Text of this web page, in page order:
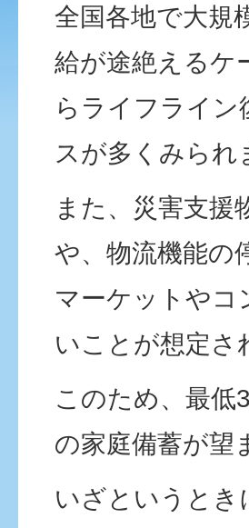
全国各地で大規
給が途絶えるケ
らライフライン
スが多くみられ
また、災害支援
や、物流機能の
マーケットやコ
いことが想定さ
このため、最低
の家庭備蓄が望
いざというと